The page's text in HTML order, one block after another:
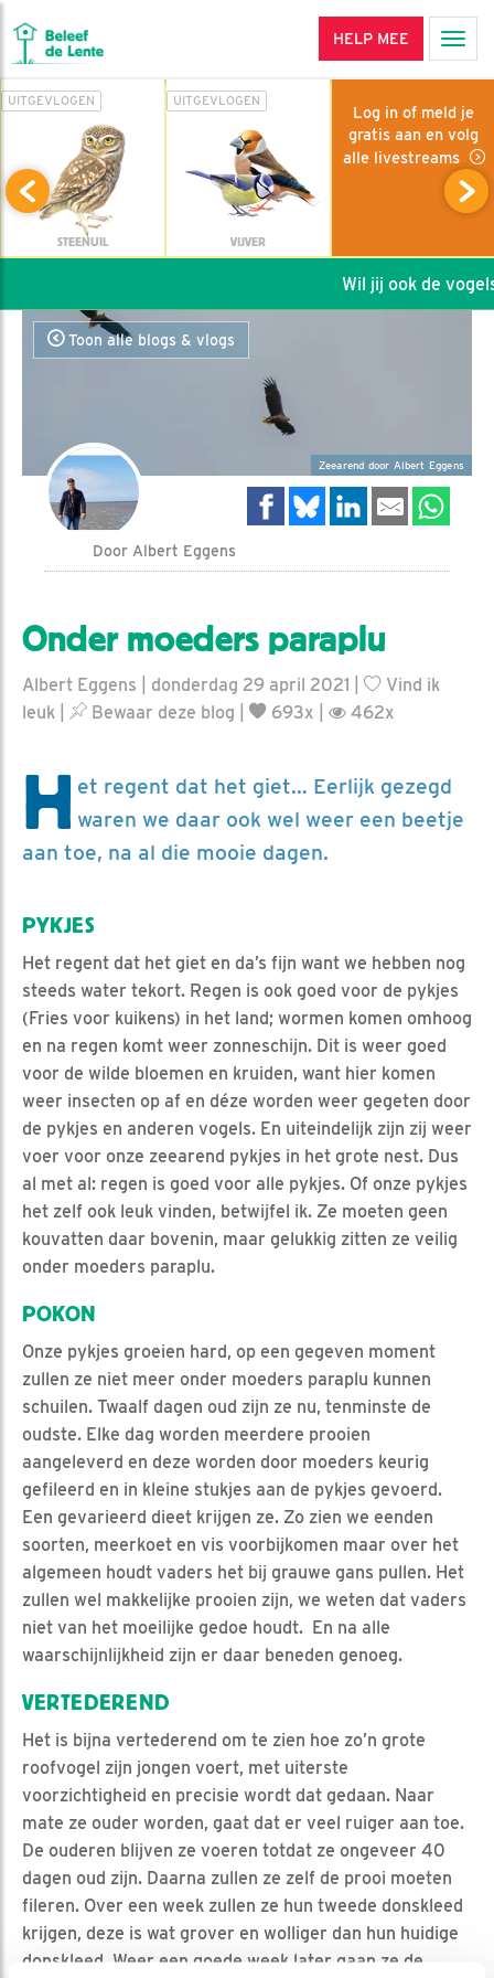
HELP MEE
UITGEVLOGEN
STEENUIL
UITGEVLOGEN
VIJVER
Log in of meld je
gratis aan en volg
alle livestreams
Wil jij ook de
Toon alle blogs & vlogs
Zeearend door Albert Eggens
Door Albert Eggens
Onder moeders paraplu
Albert Eggens | donderdag 29 april 2021 |
Vind ik
leuk
Bewaar deze blog 693x | 462x
H et regent dat het giet… Eerlijk gezegd
waren we daar ook wel weer een beetje
aan toe, na al die mooie dagen.
PYKJES
Het regent dat het giet en da’s fijn want we hebben nog
steeds water tekort. Regen is ook goed voor de pykjes
(Fries voor kuikens) in het land; wormen komen omhoog
en na regen komt weer zonneschijn. Dit is weer goed
voor de wilde bloemen en kruiden, want hier komen
weer insecten op af en déze worden weer gegeten door
de pykjes en anderen vogels. En uiteindelijk zijn zij weer
voer voor onze zeearend pykjes in het grote nest. Dus
al met al: regen is goed voor alle pykjes. Of onze pykjes
het zelf ook leuk vinden, betwijfel ik. Ze moeten geen
kouvatten daar bovenin, maar gelukkig zitten ze veilig
onder moeders paraplu.
POKON
Onze pykjes groeien hard, op een gegeven moment
zullen ze niet meer onder moeders paraplu kunnen
schuilen. Twaalf dagen oud zijn ze nu, tenminste de
oudste. Elke dag worden meerdere prooien
aangeleverd en deze worden door moeders keurig
gefileerd en in kleine stukjes aan de pykjes gevoerd.
Een gevarieerd dieet krijgen ze. Zo zien we eenden
soorten, meerkoet en vis voorbijkomen maar over het
algemeen houdt vaders het bij grauwe gans pullen. Het
zullen wel makkelijke prooien zijn, we weten dat vaders
niet van het moeilijke gedoe houdt. En na alle
waarschijnlijkheid zijn er daar beneden genoeg.
VERTEDEREND
Het is bijna vertederend om te zien hoe zo’n grote
roofvogel zijn jongen voert, met uiterste
voorzichtigheid en precisie wordt dat gedaan. Naar
mate ze ouder worden, gaat dat er veel ruiger aan toe.
De ouderen blijven ze voeren totdat ze ongeveer 40
dagen oud zijn. Daarna zullen ze zelf de prooi moeten
fileren. Over een week zullen ze hun tweede donskleed
krijgen, deze is wat grover en wolliger dan hun huidige
donskleed. Weer een goede week later gaan ze de